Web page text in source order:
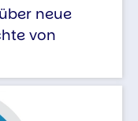
neue
von